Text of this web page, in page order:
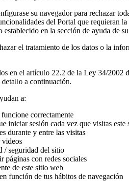
su navegador para rechazar
del Portal que requieran
en la sección de ayuda de
el tratamiento de los datos o la
en el artículo 22.2 de la Ley 34/
a continuación.
a:
correctamente
iniciar sesión cada vez que visitas este
durante y entre las visitas
videos
/ seguridad del sitio
páginas con redes sociales
de este sitio web
función de tus hábitos de navegación